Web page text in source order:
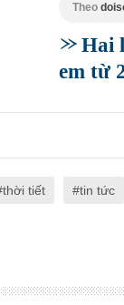
Theo
Hai
em từ
thời tiết tin tức